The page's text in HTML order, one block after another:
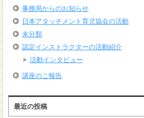
事務局からのお知らせ
日本アタッチメント育児協会の活動
未分類
認定インストラクターの活動紹介
活動インタビュー
講座のご報告
最近の投稿